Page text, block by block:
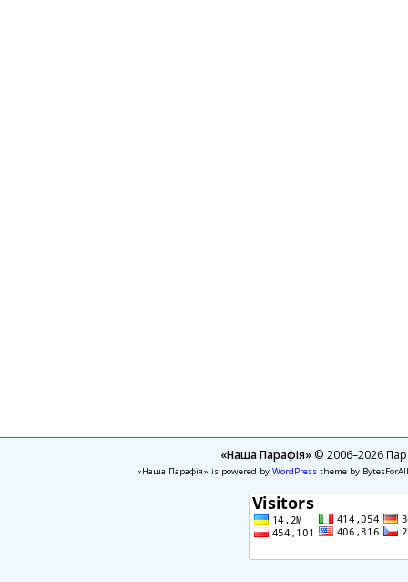
«Наша Парафія»© 2006–2026
«Наша Парафія» is powered by WordPresstheme by